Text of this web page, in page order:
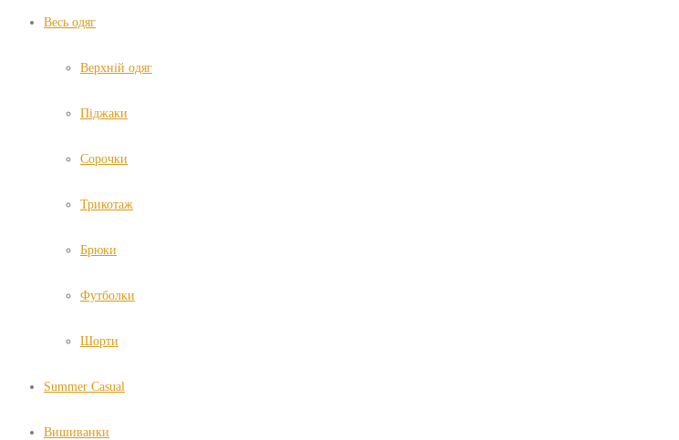
Весь одяг
Верхній одяг
Піджаки
Сорочки
Трикотаж
Брюки
Футболки
Шорти
Summer Casual
Вишиванки